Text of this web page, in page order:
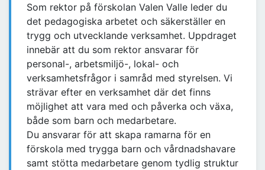
Som rektor på förskolan Valen Valle leder du
det pedagogiska arbetet och säkerställer en
trygg och utvecklande verksamhet. Uppdraget
innebär att du som rektor ansvarar för
personal-, arbetsmiljö-, lokal- och
verksamhetsfrågor i samråd med styrelsen. Vi
strävar efter en verksamhet där det finns
möjlighet att vara med och påverka och växa,
både som barn och medarbetare.
Du ansvarar för att skapa ramarna för en
förskola med trygga barn och vårdnadshavare
samt stötta medarbetare genom tydlig struktur